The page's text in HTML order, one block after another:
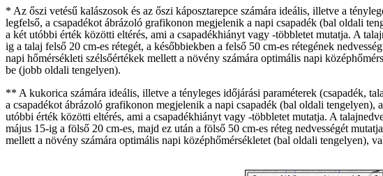
* Az őszi vetésű kalászosok és az őszi káposztarepce számára ideális, illetve a
legfelső, a csapadékot ábrázoló grafikonon megjelenik a napi csapadék (bal oldali
a két utóbbi érték közötti eltérés, ami a csapadékhiányt vagy -többletet mutatja. A
ig a talaj felső 20 cm-es rétegét, a későbbiekben a felső 50 cm-es rétegének
napi hőmérsékleti szélsőértékek mellett a növény számára optimális napi
be (jobb oldali tengelyen).
** A kukorica számára ideális, illetve a tényleges időjárási paraméterek (csapadék,
a csapadékot ábrázoló grafikonon megjelenik a napi csapadék (bal oldali
utóbbi érték közötti eltérés, ami a csapadékhiányt vagy -többletet mutatja. A
május 15-ig a fölső 20 cm-es, majd ez után a fölső 50 cm-es réteg nedvességét
mellett a növény számára optimális napi középhőmérsékletet (bal oldali tengelyen),